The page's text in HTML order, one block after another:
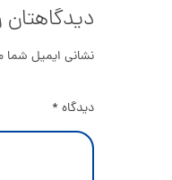
دیدگاهتان
نشانی ایمیل شما
دیدگاه*